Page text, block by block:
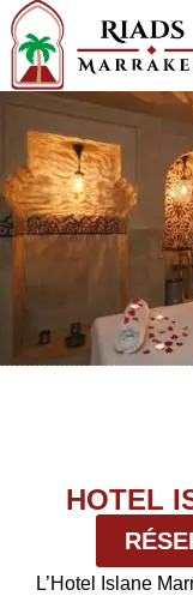
HOTEL
L’Hotel Islane